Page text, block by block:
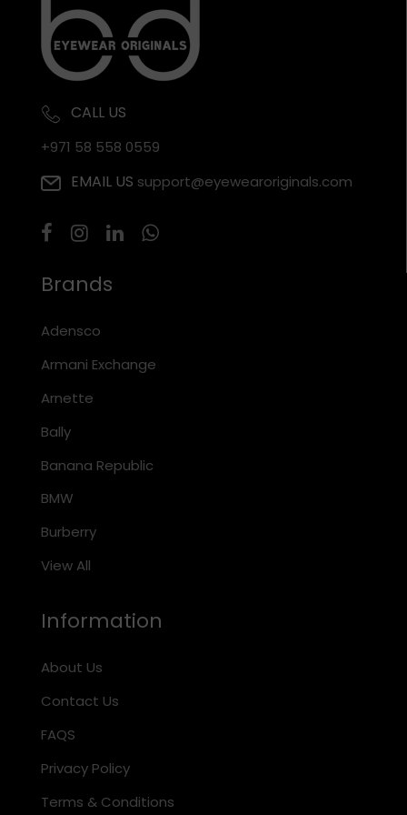
CALL US
+971 58 558 0559
EMAIL US support@eyewearoriginals.com
Brands
Adensco
Armani Exchange
Arnette
Bally
Banana Republic
BMW
Burberry
View All
Information
About Us
Contact Us
FAQS
Privacy Policy
Terms & Conditions